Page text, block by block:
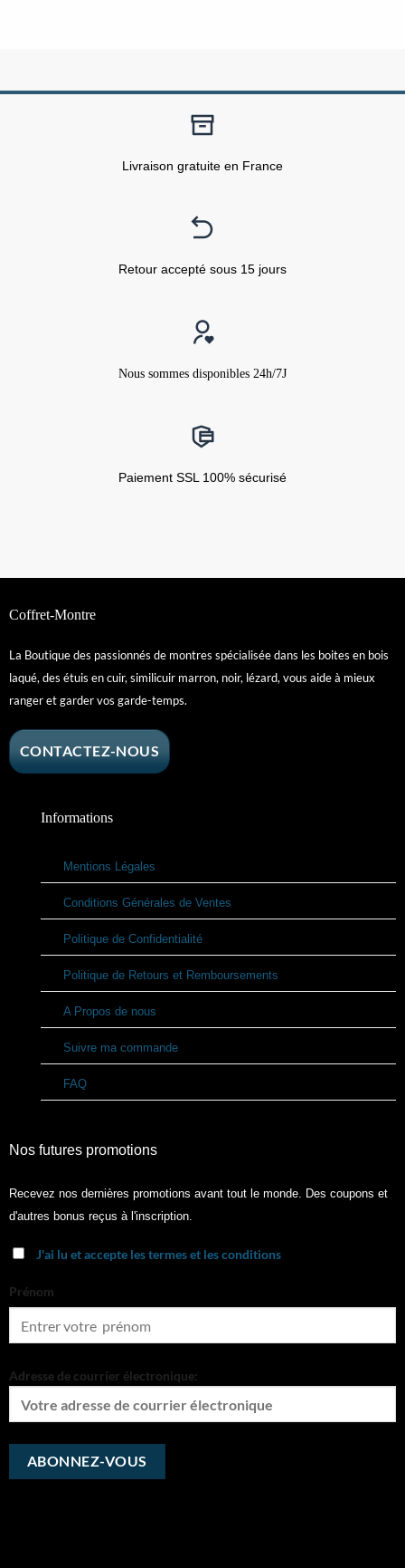
Livraison gratuite en France
Retour accepté sous 15 jours
Nous sommes disponibles 24h/7J
Paiement SSL 100% sécurisé
Coffret-Montre
La Boutique des passionnés de montres spécialisée dans les boites en bois
laqué, des étuis en cuir, similicuir marron, noir, lézard, vous aide à mieux
ranger et garder vos garde-temps.
CONTACTEZ-NOUS
Informations
Mentions Légales
Conditions Générales de Ventes
Politique de Confidentialité
Politique de Retours et Remboursements
A Propos de nous
Suivre ma commande
FAQ
Nos futures promotions
Recevez nos dernières promotions avant tout le monde. Des coupons et
d'autres bonus reçus à l'inscription.
J'ai lu et accepte les termes et les conditions
Prénom
Adresse de courrier électronique: